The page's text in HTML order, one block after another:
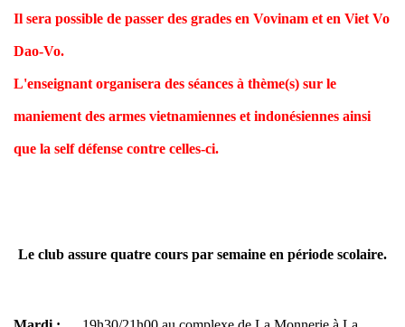
Il sera possible de passer des grades en Vovinam et en Viet Vo
Dao-Vo.
L'enseignant organisera des séances à thème(s) sur le
maniement des armes vietnamiennes et indonésiennes ainsi
que la self défense contre celles-ci.
Le club assure quatre cours par semaine en période scolaire.